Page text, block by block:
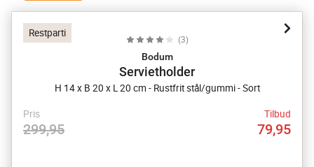
Restparti
(3)
Bodum
Servietholder
H 14 x B 20 x L 20 cm - Rustfrit stål/gummi - Sort
Pris
299,95
Tilbud
79,95